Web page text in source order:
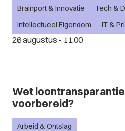
26 augustus - 11:00
Brainport & Innovatie
Tech &
Intellectueel Eigendom
IT &
Wet loontransparantie
voorbereid?
Arbeid & Ontslag